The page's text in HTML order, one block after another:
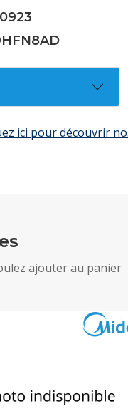
ici pour découvrir
ajouter au panier